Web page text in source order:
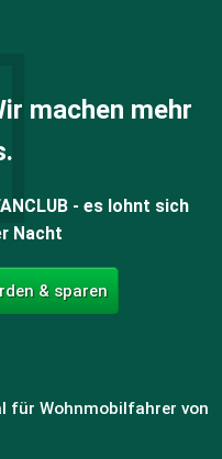
machen mehr
- es lohnt sich
Nacht
& sparen
für Wohnmobilfahrer von